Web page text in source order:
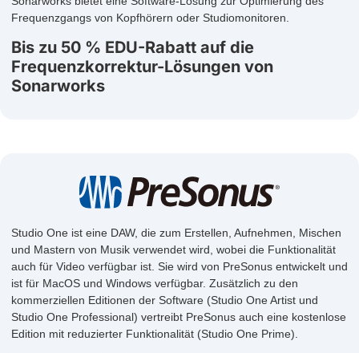
Frequenzgangs von Kopfhörern oder Studiomonitoren.
Bis zu 50 % EDU-Rabatt auf die
Frequenzkorrektur-Lösungen von
Sonarworks
Studio One ist eine DAW, die zum Erstellen, Aufnehmen, Mischen
und Mastern von Musik verwendet wird, wobei die Funktionalität
auch für Video verfügbar ist. Sie wird von PreSonus entwickelt und
ist für MacOS und Windows verfügbar. Zusätzlich zu den
kommerziellen Editionen der Software (Studio One Artist und
Studio One Professional) vertreibt PreSonus auch eine kostenlose
Edition mit reduzierter Funktionalität (Studio One Prime).